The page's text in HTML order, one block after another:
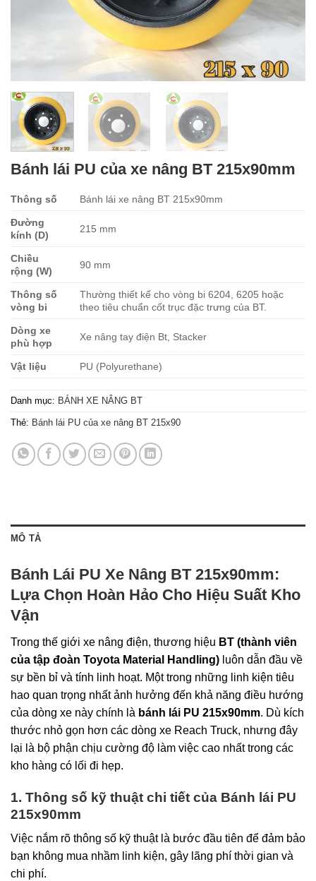
Bánh lái PU của xe nâng BT 215x90mm
Thông số Bánh lái xe nâng BT 215x90mm
Đường
kính (D)
215 mm
Chiều
rộng (W)
90 mm
Thông số
vòng bi
Thường thiết kế cho vòng bi 6204, 6205 hoặc
theo tiêu chuẩn cốt trục đặc trưng của BT.
Dòng xe
phù hợp
Xe nâng tay điện Bt, Stacker
Vật liệu PU (Polyurethane)
Danh mục: BÁNH XE NÂNG BT
Thẻ: Bánh lái PU của xe nâng BT 215x90
MÔ TẢ
Bánh Lái PU Xe Nâng BT 215x90mm:
Lựa Chọn Hoàn Hảo Cho Hiệu Suất Kho
Vận
Trong thế giới xe nâng điện, thương hiệu BT (thành viên
của tập đoàn Toyota Material Handling) luôn dẫn đầu về
sự bền bỉ và tính linh hoạt. Một trong những linh kiện tiêu
hao quan trọng nhất ảnh hưởng đến khả năng điều hướng
của dòng xe này chính là bánh lái PU 215x90mm. Dù kích
thước nhỏ gọn hơn các dòng xe Reach Truck, nhưng đây
lại là bộ phận chịu cường độ làm việc cao nhất trong các
kho hàng có lối đi hẹp.
1. Thông số kỹ thuật chi tiết của Bánh lái PU
215x90mm
Việc nắm rõ thông số kỹ thuật là bước đầu tiên để đảm bảo
bạn không mua nhầm linh kiện, gây lãng phí thời gian và
chi phí.